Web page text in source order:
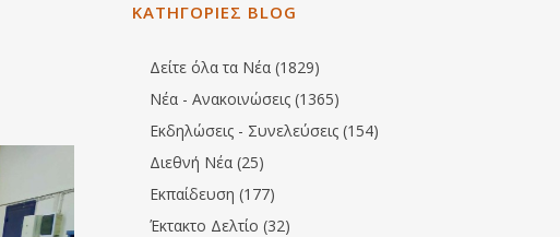
ΚΑΤΗΓΟΡΙΕΣ BLOG
Δείτε όλα τα Νέα (1829)
Νέα - Ανακοινώσεις (1365)
Εκδηλώσεις - Συνελεύσεις (154)
Διεθνή Νέα (25)
Εκπαίδευση (177)
Έκτακτο Δελτίο (32)